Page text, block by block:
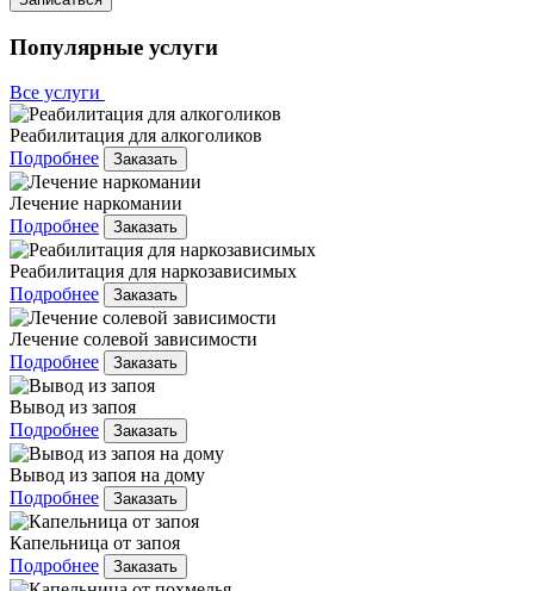
Популярные услуги
Все услуги
Реабилитация для алкоголиков
Подробнее
Заказать
Лечение наркомании
Подробнее
Заказать
Реабилитация для наркозависимых
Подробнее
Заказать
Лечение солевой зависимости
Подробнее
Заказать
Вывод из запоя
Подробнее
Заказать
Вывод из запоя на дому
Подробнее
Заказать
Капельница от запоя
Подробнее
Заказать